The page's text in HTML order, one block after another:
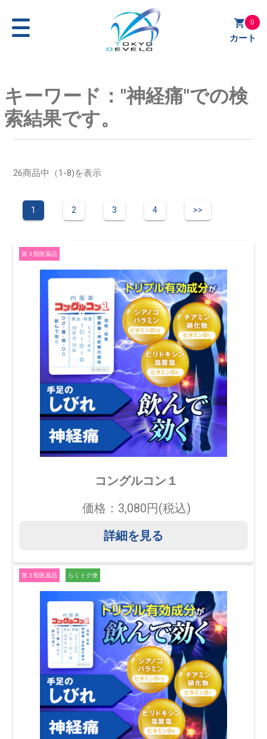
0
カート
キーワード："神経痛"での検
索結果です。
26商品中（1-8)を表示
1 2 3 4 >>
第３類医薬品
コングルコン１
価格：3,080円(税込)
詳細を見る
第３類医薬品 らくトク便